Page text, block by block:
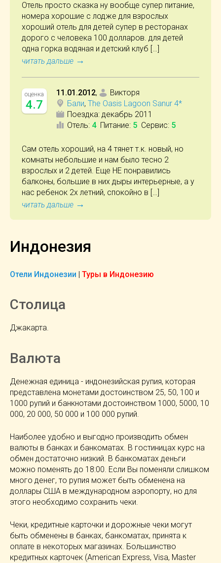
Отель просто сказка ну вообще супер питание,
номера хорошие с лодже для взрослых
хороший отель для детей супер в ресторанах
дорого с человека 100 долларов. для детей
одна горка водяная и детский клуб […]
читать дальше →
оценка
4.7
11.01.2012,
Викторя
Бали, The Oasis Lagoon Sanur 4*
Поездка: декабрь 2011
Отель: 4 Питание: 5 Сервис: 5
Сам отель хороший, на 4 тянет т.к. новый, но
комнаты небольшие и нам было тесно 2
взрослых и 2 детей. Еще НЕ понравились
балконы, большие в них дыры интерьерные, а у
нас ребенок 2х летний, спокойно в […]
читать дальше →
Индонезия
Отели Индонезии | Туры в Индонезию
Столица
Джакарта.
Валюта
Денежная единица - индонезийская рупия, которая
представлена монетами достоинством 25, 50, 100 и
1000 рупий и банкнотами достоинством 1000, 5000, 10
000, 20 000, 50 000 и 100 000 рупий.
Наиболее удобно и выгодно производить обмен
валюты в банках и банкоматах. В гостиницах курс на
обмен достаточно низкий. В банкоматах деньги
можно поменять до 18:00. Если Вы поменяли слишком
много денег, то рупия может быть обменена на
доллары США в международном аэропорту, но для
этого необходимо сохранить чеки.
Чеки, кредитные карточки и дорожные чеки могут
быть обменены в банках, банкоматах, принята к
оплате в некоторых магазинах. Большинство
кредитных карточек (American Express, Visa, Master